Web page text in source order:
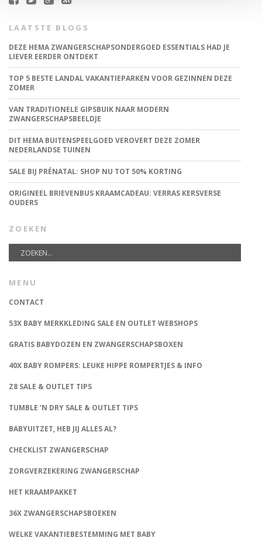
LAATSTE BLOGS
DEZE HEMA ZWANGERSCHAPSONDERGOED ESSENTIALS HAD JE
LIEVER EERDER ONTDEKT
TOP 5 BESTE LANDAL VAKANTIEPARKEN VOOR GEZINNEN DEZE
ZOMER
VAN TRADITIONELE GIPSBUIK NAAR MODERN
ZWANGERSCHAPSBEELDJE
DIT HEMA BUITENSPEELGOED VEROVERT DEZE ZOMER
NEDERLANDSE TUINEN
SALE BIJ PRÉNATAL: SHOP NU TOT 50% KORTING
ORIGINEEL BRIEVENBUS KRAAMCADEAU: VERRAS KERSVERSE
OUDERS
ZOEKEN
MENU
CONTACT
53X BABY MERKKLEDING SALE EN OUTLET WEBSHOPS
GRATIS BABYDOZEN EN ZWANGERSCHAPSBOXEN
40X BABY ROMPERS: LEUKE HIPPE ROMPERTJES & INFO
Z8 SALE & OUTLET TIPS
TUMBLE ‘N DRY SALE & OUTLET TIPS
BABYUITZET, HEB JIJ ALLES AL?
CHECKLIST ZWANGERSCHAP
ZORGVERZEKERING ZWANGERSCHAP
HET KRAAMPAKKET
36X ZWANGERSCHAPSBOEKEN
WELKE VAKANTIEBESTEMMING MET BABY